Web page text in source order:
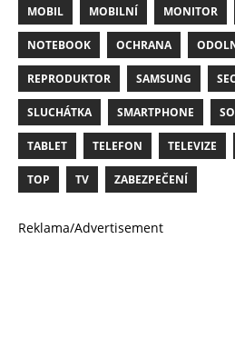
MOBIL MOBILNÍ MONITOR
NOTEBOOK OCHRANA
REPRODUKTOR SAMSUNG
SLUCHÁTKA SMARTPHONE
TABLET TELEFON TELEVIZE
TOP TV ZABEZPEČENÍ
Reklama/Advertisement